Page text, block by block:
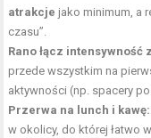
atrakcje jako minimum, a
czasu”.
Rano łącz intensywność
przede wszystkim na
aktywności (np. spacery
Przerwa na lunch i kawę:
w okolicy, do której łatwo